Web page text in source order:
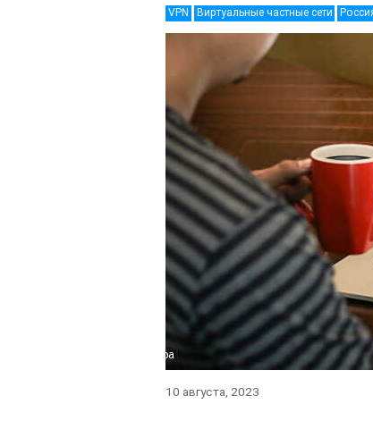
VPN Виртуальные частные сети
10 августа, 2023